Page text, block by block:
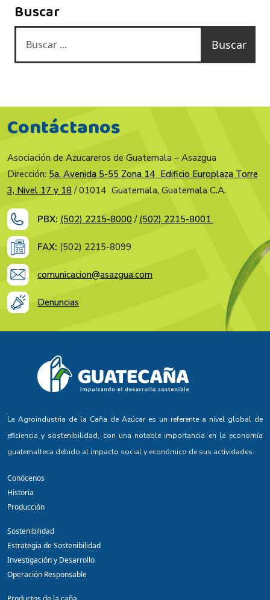
Buscar
Buscar
Contáctanos
Asociación de Azucareros de Guatemala – Asazgua
Dirección: 5a. Avenida 5-55 Zona 14 Edificio Europlaza Torre
3, Nivel 17 y 18 / 01014 Guatemala, Guatemala C.A.
PBX: (502) 2215-8000 / (502) 2215-8001
FAX: (502) 2215-8099
comunicacion@asazgua.com
Denuncias
La Agroindustria de la Caña de Azúcar es un referente a nivel global de
eficiencia y sostenibilidad, con una notable importancia en la economía
guatemalteca debido al impacto social y económico de sus actividades.
Conócenos
Historia
Producción
Sostenibilidad
Estrategia de Sostenibilidad
Investigación y Desarrollo
Operación Responsable